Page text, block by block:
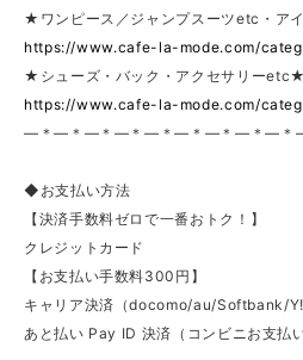
★ワンピース／ジャンプスーツetc・ア
https://www.cafe-la-mode.com/
★シューズ・バック・アクセサリーetc★
https://www.cafe-la-mode.com/
—＊—＊—＊—＊—＊—＊—＊—＊—＊
◆お支払い方法
【決済手数料ゼロで一番おトク！】
クレジットカード
【お支払い手数料300円】
キャリア決済（docomo/au/Softbank/
あと払い Pay ID 決済（コンビニお支払い